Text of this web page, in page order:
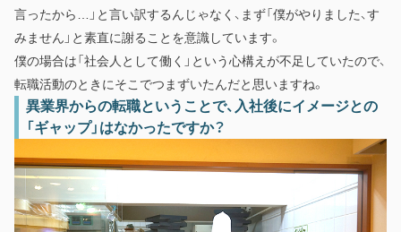
言ったから…」と言い訳するんじゃなく、まず「僕がやりました、す
みません」と素直に謝ることを意識しています。
僕の場合は「社会人として働く」という心構えが不足していたので、
転職活動のときにそこでつまずいたんだと思いますね。
異業界からの転職ということで、入社後にイメージとの
「ギャップ」はなかったですか？